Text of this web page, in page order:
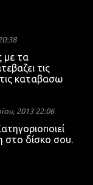
με τα
τις
τις καταβασω
2013 22:06
στο δίσκο σου.